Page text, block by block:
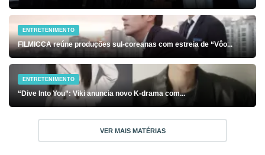
ENTRETENIMENTO
FILMICCA reúne produções sul-coreanas com estreia de “Vôo...
ENTRETENIMENTO
“Dive Into You”: Viki anuncia novo K-drama com...
VER MAIS MATÉRIAS